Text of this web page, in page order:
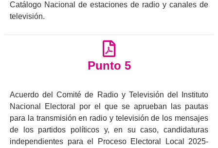
Catálogo Nacional de estaciones de radio y canales de
televisión.
Punto 5
Acuerdo del Comité de Radio y Televisión del Instituto
Nacional Electoral por el que se aprueban las pautas
para la transmisión en radio y televisión de los mensajes
de los partidos políticos y, en su caso, candidaturas
independientes para el Proceso Electoral Local 2025-